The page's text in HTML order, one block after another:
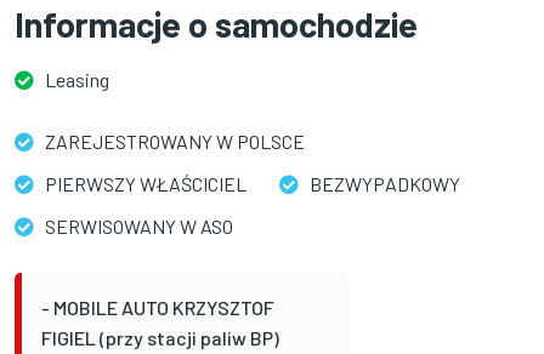
Informacje o samochodzie
Leasing
ZAREJESTROWANY W POLSCE
PIERWSZY WŁAŚCICIEL
BEZWYPADKOWY
SERWISOWANY W ASO
- MOBILE AUTO KRZYSZTOF
FIGIEL (przy stacji paliw BP)